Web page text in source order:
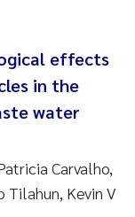
effects
in the
water
Carvalho,
Tilahun, Kevin V